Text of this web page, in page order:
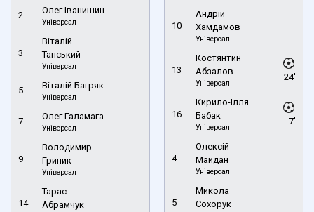
2 Олег Іванишин
Універсал
3
Віталій
Танський
Універсал
5 Віталій Багряк
Універсал
7 Олег Галамага
Універсал
9
Володимир
Гриник
Універсал
14
Тарас
Абрамчук
10
Андрій
Хамдамов
Універсал
13
Костянтин
Абзалов
Універсал
24'
16
Кирило-Ілля
Бабак
Універсал
7'
4
Олексій
Майдан
Універсал
5
Микола
Сохорук